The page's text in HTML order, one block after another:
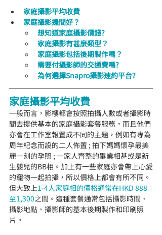
家庭攝影平均收費
家庭攝影邊間好？
想知道家庭攝影價錢?
家庭攝影有甚麼類型？
家庭攝影包括後期製作嗎？
需要付攝影師的交通費嗎?
為何選擇Snapro攝影速約平台?
家庭攝影平均收費
一般而言，影樓都會按照拍攝人數或者攝影時
間去提供基本的家庭攝影套餐服務，而且他們
亦會在工作室報置成不同的主題，例如有專為
周年紀念而設的二人佈置 ; 拍下媽媽懷孕最美
麗一刻的孕照 ; 一家人齊整的畢業相甚或是新
生嬰兒的BB相。加上有一些家庭亦會帶上心愛
的寵物一起拍攝，所以價格上都會有所不同。
但大致上1-4人家庭相的價格通常在HKD 888
至1,300之間。這種套餐通常包括攝影時間、
攝影地點、攝影師的基本後期製作和印刷照
片。